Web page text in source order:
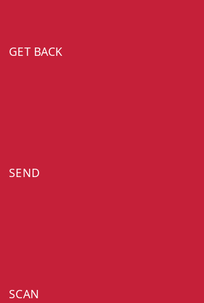
GET BACK
SEND
SCAN